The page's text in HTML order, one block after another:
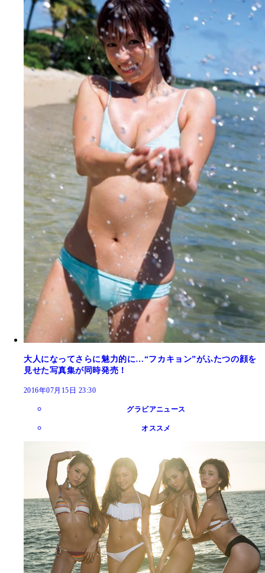
大人になってさらに魅力的に…“フカキョン”がふたつの顔を
見せた写真集が同時発売！
2016年07月15日 23:30
グラビアニュース
オススメ